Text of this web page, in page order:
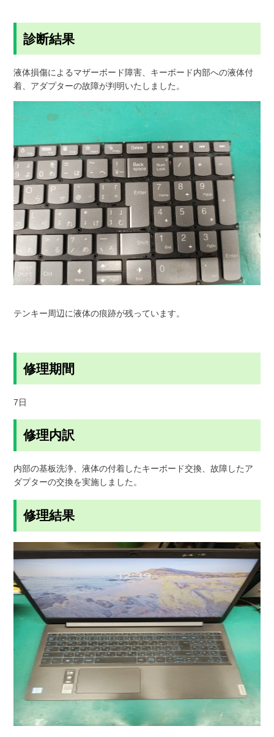
診断結果
液体損傷によるマザーボード障害、キーボード内部への液体付
着、アダプターの故障が判明いたしました。
テンキー周辺に液体の痕跡が残っています。
修理期間
7日
修理内訳
内部の基板洗浄、液体の付着したキーボード交換、故障したア
ダプターの交換を実施しました。
修理結果